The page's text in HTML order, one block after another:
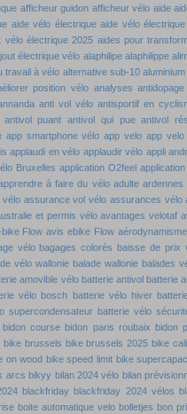
afficheur guidon afficheur vélo aide
aide vélo électrique aide vélo
vélo électrique 2025 aides pour
électrique vélo alaphilipe alaphilippe
travail à vélo alternative sub-10
position vélo analyses antidopage
anti vol vélo antisportif en
antivol puant antivol qui pue antivol
app smartphone vélo app velo app velo
applaudi en vélo applaudir vélo appli
Bruxelles application O2feel
à faire du vélo adulte ardennes
vélo assurance vol vélo assurances vélo
et permis vélo avantages velotaf
Flow avis ebike Flow
vélo bagages colorés baisse de prix
vélo wallonie balade wallonie balades
amovible vélo batterie antivol batterie
vélo bosch batterie vélo hiver
supercondensateur batterie vélo
bidon course bidon paris roubaix bidon
bike brussels bike brussels 2025 bike
on wood bike speed limit bike
arcs bikyy bilan 2024 vélo bilan
blackfriday blackfriday 2024 vélos
boite automatique velo bolletjes bon